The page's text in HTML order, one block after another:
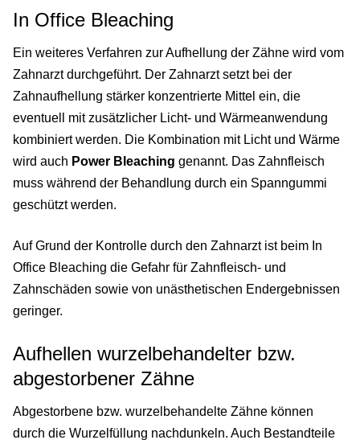
In Office Bleaching
Ein weiteres Verfahren zur Aufhellung der Zähne wird vom
Zahnarzt durchgeführt. Der Zahnarzt setzt bei der
Zahnaufhellung stärker konzentrierte Mittel ein, die
eventuell mit zusätzlicher Licht- und Wärmeanwendung
kombiniert werden. Die Kombination mit Licht und Wärme
wird auch Power Bleaching genannt. Das Zahnfleisch
muss während der Behandlung durch ein Spanngummi
geschützt werden.
Auf Grund der Kontrolle durch den Zahnarzt ist beim In
Office Bleaching die Gefahr für Zahnfleisch- und
Zahnschäden sowie von unästhetischen Endergebnissen
geringer.
Aufhellen wurzelbehandelter bzw.
abgestorbener Zähne
Abgestorbene bzw. wurzelbehandelte Zähne können
durch die Wurzelfüllung nachdunkeln. Auch Bestandteile